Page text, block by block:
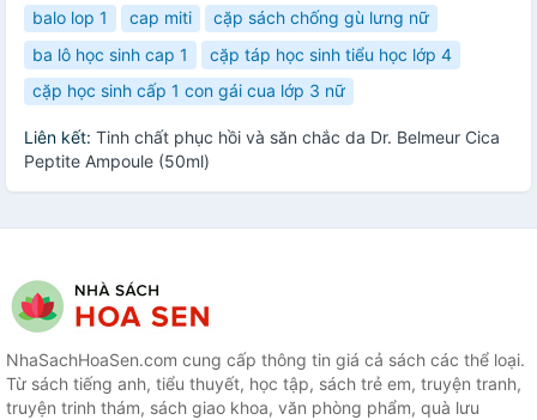
balo lop 1
cap miti
cặp sách chống gù lưng nữ
ba lô học sinh cap 1
cặp táp học sinh tiểu học lớp 4
cặp học sinh cấp 1 con gái cua lớp 3 nữ
Liên kết: Tinh chất phục hồi và săn chắc da Dr. Belmeur Cica
Peptite Ampoule (50ml)
NhaSachHoaSen.com cung cấp thông tin giá cả sách các thể loại.
Từ sách tiếng anh, tiểu thuyết, học tập, sách trẻ em, truyện tranh,
truyện trinh thám, sách giao khoa, văn phòng phẩm, quà lưu